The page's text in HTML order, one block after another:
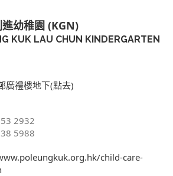
幼稚園 (KGN)
KUK LAU CHUN KINDERGARTEN
廣禮樓地下(點去)
2932
5988
child-care-